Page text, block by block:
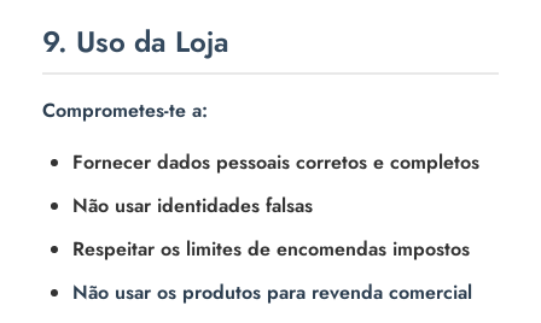
9. Uso da Loja
Comprometes-te a:
Fornecer dados pessoais corretos e completos
Não usar identidades falsas
Respeitar os limites de encomendas impostos
Não usar os produtos para revenda comercial